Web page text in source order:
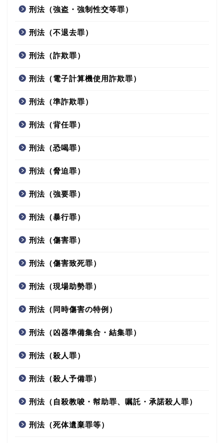
刑法（強盗・強制性交等罪）
刑法（不退去罪）
刑法（詐欺罪）
刑法（電子計算機使用詐欺罪）
刑法（準詐欺罪）
刑法（背任罪）
刑法（恐喝罪）
刑法（脅迫罪）
刑法（強要罪）
刑法（暴行罪）
刑法（傷害罪）
刑法（傷害致死罪）
刑法（現場助勢罪）
刑法（同時傷害の特例）
刑法（凶器準備集合・結集罪）
刑法（殺人罪）
刑法（殺人予備罪）
刑法（自殺教唆・幇助罪、嘱託・承諾殺人罪）
刑法（死体遺棄罪等）